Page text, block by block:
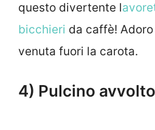
questo divertente l
bicchieri da caffè!
venuta fuori la carota.
4) Pulcino